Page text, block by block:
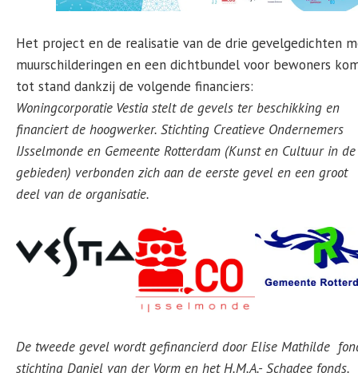
Het project en de realisatie van de drie gevelgedichten
muurschilderingen en een dichtbundel voor bewoners
tot stand dankzij de volgende financiers:
Woningcorporatie Vestia stelt de gevels ter beschikking en
financiert de hoogwerker. Stichting Creatieve Ondernemers
IJsselmonde en Gemeente Rotterdam (Kunst en Cultuur in de
gebieden) verbonden zich aan de eerste gevel en een groot
deel van de organisatie.
De tweede gevel wordt gefinancierd door Elise Mathilde
stichting Daniel van der Vorm en het H.M.A.- Schadee fonds.